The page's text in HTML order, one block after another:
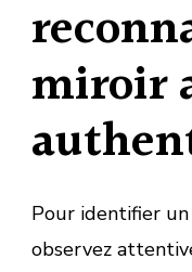
miroir
Pour identifier
observez